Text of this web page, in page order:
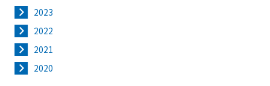
2023
2022
2021
2020